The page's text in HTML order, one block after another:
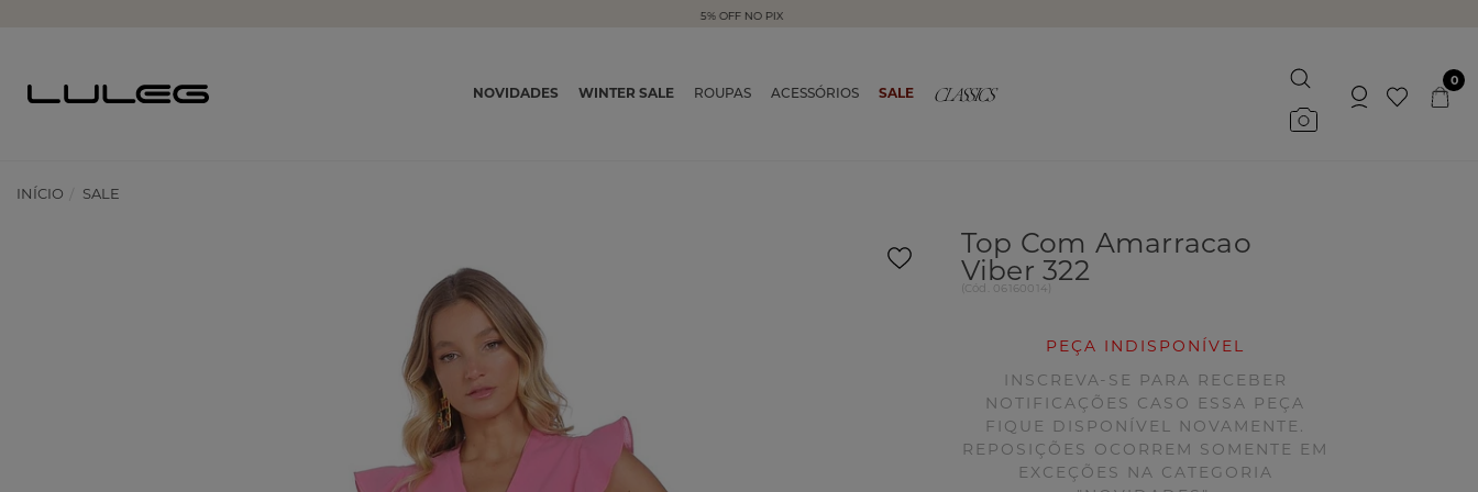
5% OFF NO PIX
NOVIDADES WINTER SALE ROUPAS ACESSÓRIOS SALE
0
INÍCIO SALE
Top Com Amarracao
Viber 322
(Cód. 06160014
PEÇA INDISPONÍVEL
INSCREVA-SE PARA RECEBER
NOTIFICAÇÕES CASO ESSA PEÇA
FIQUE DISPONÍVEL NOVAMENTE.
REPOSIÇÕES OCORREM SOMENTE EM
EXCEÇÕES NA CATEGORIA